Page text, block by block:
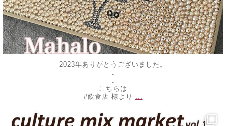
2023年ありがとうございました。
こちらは
#飲食店 様より
decojewelrymahalo